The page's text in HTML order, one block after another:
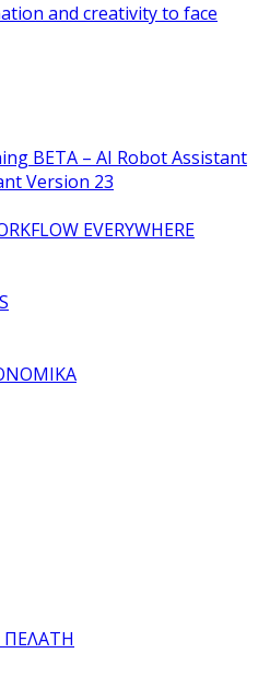
and creativity to face
BETA – AI Robot Assistant
Version 23
EVERYWHERE
ΠΕΛΑΤΗ